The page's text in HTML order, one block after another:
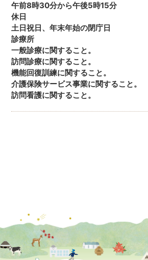
午前8時30分から午後5時15分
休日
土日祝日、年末年始の閉庁日
診療所
一般診療に関すること。
訪問診療に関すること。
機能回復訓練に関すること。
介護保険サービス事業に関すること。
訪問看護に関すること。